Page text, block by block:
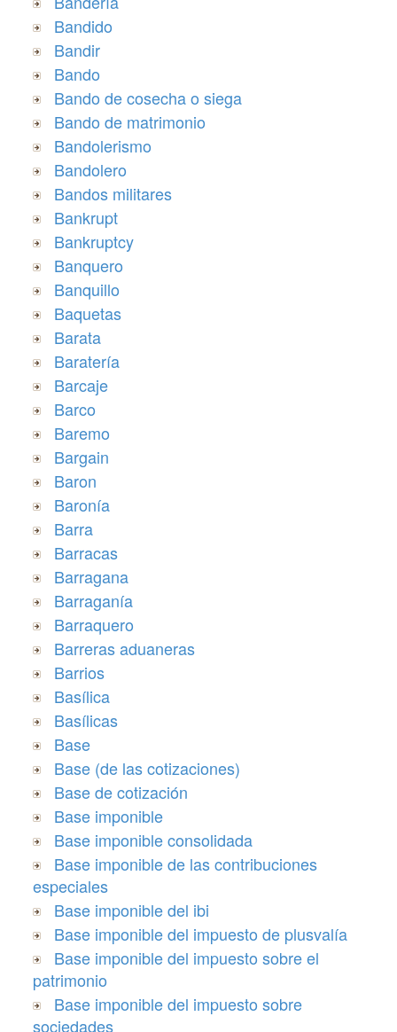
Bandido
Bandir
Bando
Bando de cosecha o siega
Bando de matrimonio
Bandolerismo
Bandolero
Bandos militares
Bankrupt
Bankruptcy
Banquero
Banquillo
Baquetas
Barata
Baratería
Barcaje
Barco
Baremo
Bargain
Baron
Baronía
Barra
Barracas
Barragana
Barraganía
Barraquero
Barreras aduaneras
Barrios
Basílica
Basílicas
Base
Base (de las cotizaciones)
Base de cotización
Base imponible
Base imponible consolidada
Base imponible de las contribuciones
especiales
Base imponible del ibi
Base imponible del impuesto de plusvalía
Base imponible del impuesto sobre el
patrimonio
Base imponible del impuesto sobre
sociedades